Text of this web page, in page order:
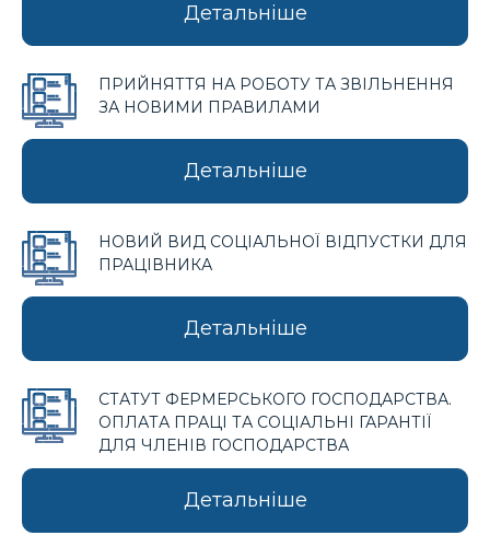
Детальніше
ПРИЙНЯТТЯ НА РОБОТУ ТА ЗВІЛЬНЕННЯ
ЗА НОВИМИ ПРАВИЛАМИ
Детальніше
НОВИЙ ВИД СОЦІАЛЬНОЇ ВІДПУСТКИ ДЛЯ
ПРАЦІВНИКА
Детальніше
СТАТУТ ФЕРМЕРСЬКОГО ГОСПОДАРСТВА.
ОПЛАТА ПРАЦІ ТА СОЦІАЛЬНІ ГАРАНТІЇ
ДЛЯ ЧЛЕНІВ ГОСПОДАРСТВА
Детальніше